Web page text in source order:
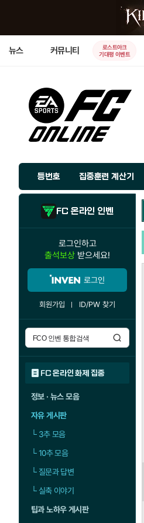
뉴스 커뮤니티
로스트아크
기대평 이벤트
등번호 집중훈련 계산기
FC 온라인 인벤
로그인하고
출석보상 받으세요!
로그인
회원가입 ID/PW 찾기
FC 온라인 화제 집중
정보 · 뉴스 모음
자유 게시판
└3추 모음
└10추 모음
└질문과 답변
└실축 이야기
팁과 노하우 게시판